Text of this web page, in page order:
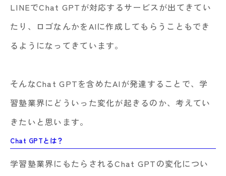
LINEでChat GPTが対応するサービスが出てきてい
たり、ロゴなんかをAIに作成してもらうこともでき
るようになってきています。
そんなChat GPTを含めたAIが発達することで、学
習塾業界にどういった変化が起きるのか、考えてい
きたいと思います。
Chat GPTとは？
学習塾業界にもたらされるChat GPTの変化につい